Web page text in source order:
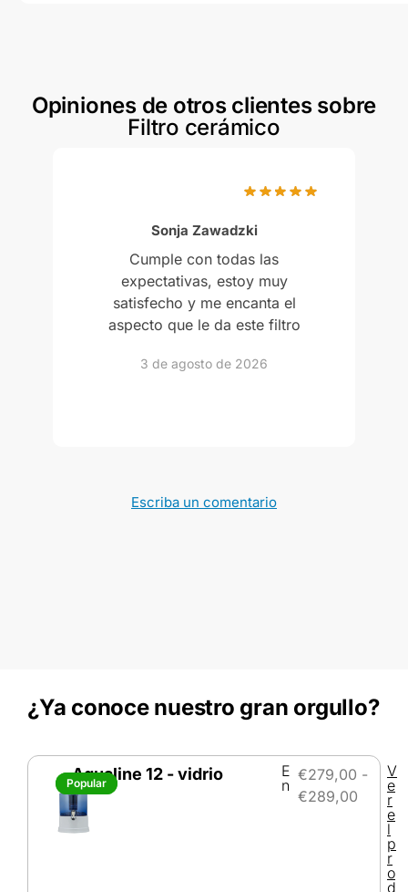
Opiniones de otros clientes sobre
Filtro cerámico
Sonja Zawadzki
Cumple con todas las
expectativas, estoy muy
satisfecho y me encanta el
aspecto que le da este filtro
3 de agosto de 2026
de 5
Escriba un comentario
¿Ya conoce nuestro gran orgullo?
Popular
Popular
Aqualine 12 - vidrio
E
n
€279,00 -
€289,00
V
e
r
e
l
p
r
o
d